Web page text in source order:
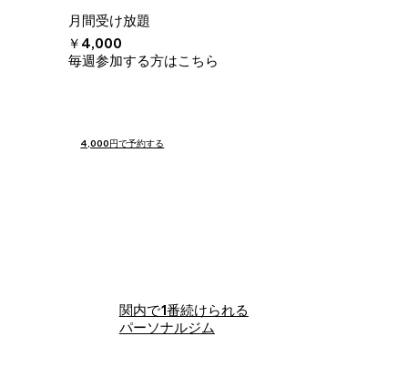
4,000円で予約する
月間受け放題
￥4,000
​毎週参加する方はこちら
関内で1番続けられる
パーソナルジム